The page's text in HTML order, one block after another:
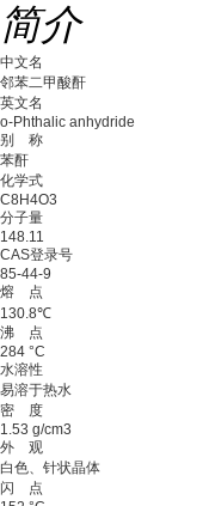
简介
中文名
邻苯二甲酸酐
英文名
o-Phthalic anhydride
别 称
苯酐
化学式
C8H4O3
分子量
148.11
CAS登录号
85-44-9
熔 点
130.8℃
沸 点
284 °C
水溶性
易溶于热水
密 度
1.53 g/cm3
外 观
白色、针状晶体
闪 点